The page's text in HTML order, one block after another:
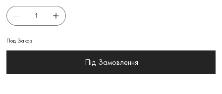
Под Заказ
Під Замовлення